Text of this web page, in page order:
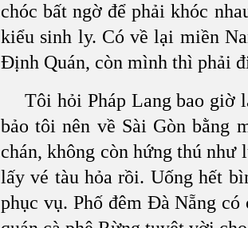
chóc bất ngờ để phải khóc
kiểu sinh ly. Có về lại miền
Định Quán, còn mình thì phải
Tôi hỏi Pháp Lang bao giờ
bảo tôi nên về Sài Gòn bằng
chán, không còn hứng thú
lấy vé tàu hỏa rồi. Uống hết
phục vụ. Phố đêm Đà Nẵng